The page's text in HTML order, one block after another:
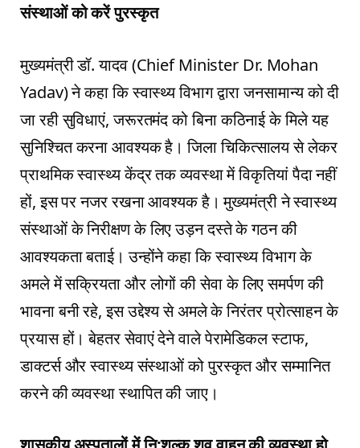
संस्थाओं को करें पुरस्कृत
मुख्यमंत्री डॉ. यादव (Chief Minister Dr. Mohan
Yadav) ने कहा कि स्वास्थ्य विभाग द्वारा जनसामान्य को दी
जा रही सुविधाएं, जरूरतमंद को बिना कठिनाई के मिले यह
सुनिश्चित करना आवश्यक है। जिला चिकित्सालय से लेकर
प्राथमिक स्वास्थ्य केंद्र तक व्यवस्था में विकृतियां पैदा नहीं
हों, इस पर नजर रखना आवश्यक है। मुख्यमंत्री ने स्वास्थ्य
संस्थाओं के निरीक्षण के लिए उड़न दस्ते के गठन की
आवश्यकता बताई। उन्होंने कहा कि स्वास्थ्य विभाग के
अमले में सक्रियता और लोगों की सेवा के लिए समर्पण की
भावना बनी रहे, इस उद्देश्य से अमले के निरंतर प्रोत्साहन के
प्रयास हों। बेहतर सेवाएं देने वाले पेरामेडिकल स्टाफ,
डाक्टर्स और स्वास्थ्य संस्थाओं को पुरस्कृत और सम्मानित
करने की व्यवस्था स्थापित की जाए।